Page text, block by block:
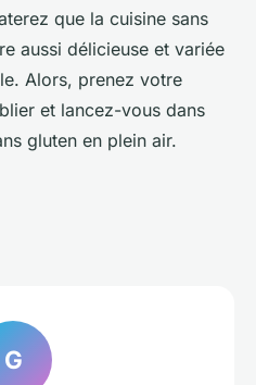
que la cuisine sans
aussi délicieuse et variée
Alors, prenez votre
et lancez-vous dans
gluten en plein air.
G